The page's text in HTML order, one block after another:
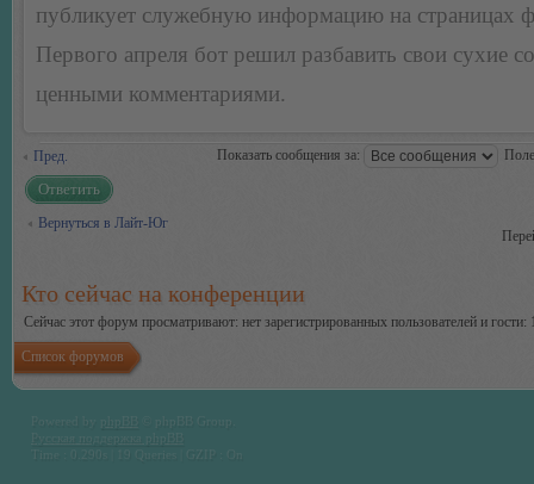
публикует служебную информацию на страницах
Первого апреля бот решил разбавить свои сухие
ценными комментариями.
Пред. Показать сообщения за:
Ответить
Вернуться в Лайт-Юг
Кто сейчас на конференции
Сейчас этот форум просматривают: нет зарегистрированных пользователей и гости:
Список форумов
Time : 0.290s | 19 Queries | GZIP : On